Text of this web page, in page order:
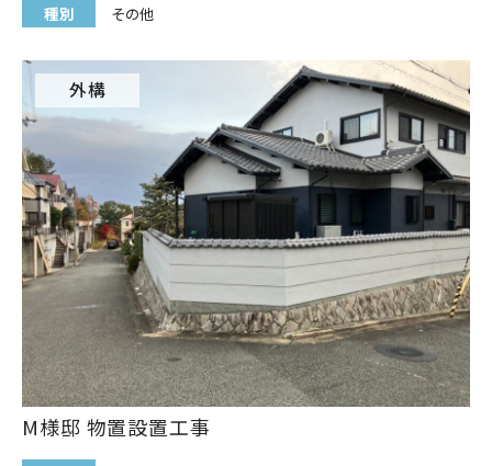
種別 その他
外構
M様邸 物置設置工事